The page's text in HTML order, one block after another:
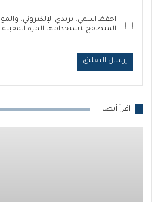
احفظ اسمي، بريدي الإلكتروني،
المتصفح لاستخدامها المرة المقبلة
اقرأ أيضا